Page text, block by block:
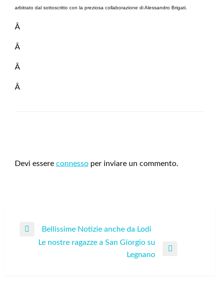
arbitrato dal sottoscritto con la preziosa collaborazione di Alessandro Brigati.
Â
Â
Â
Â
Devi essere connesso per inviare un commento.
Navigazione
articoli
Previous
Bellissime Notizie anche da Lodi
Le nostre ragazze a San Giorgio su
Legnano